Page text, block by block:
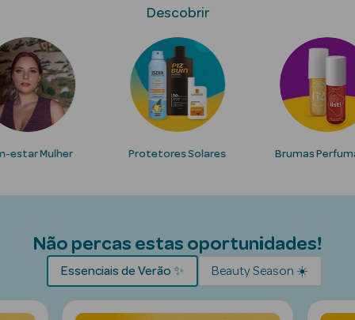
Descobrir
estar Mulher Protetores Solares Brumas
Não percas estas oportunidades!
Essenciais de Verão ✨ Beauty Season ☀️